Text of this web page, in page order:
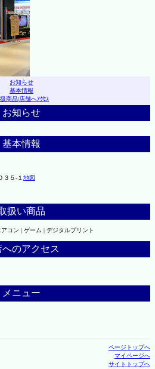
お知らせ
基本情報
商品|店舗へｱｸｾｽ
お知らせ
基本情報
３５-１ 地図
扱い商品
コン | ゲーム | デジタルプリント
へのアクセス
メニュー
ページトップへ
マイページへ
サイトトップへ